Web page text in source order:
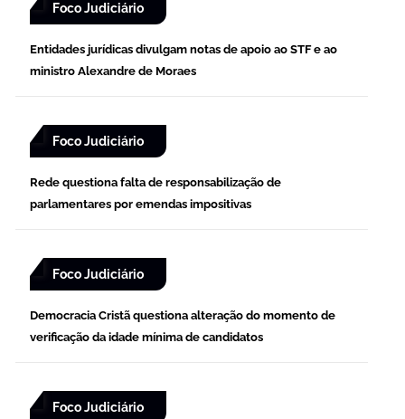
Foco Judiciário
Entidades jurídicas divulgam notas de apoio ao STF e ao
ministro Alexandre de Moraes
Foco Judiciário
Rede questiona falta de responsabilização de
parlamentares por emendas impositivas
Foco Judiciário
Democracia Cristã questiona alteração do momento de
verificação da idade mínima de candidatos
Foco Judiciário